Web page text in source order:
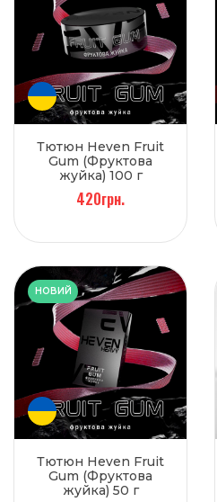
Тютюн Heven Fruit
Gum (Фруктова
жуйка) 100 г
420грн.
НОВИЙ
Тютюн Heven Fruit
Gum (Фруктова
жуйка) 50 г